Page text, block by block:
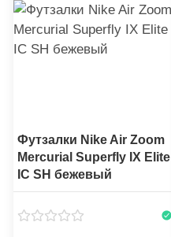
Футзалки Nike Air Zoom
Mercurial Superfly IX Elite
IC SH бежевый